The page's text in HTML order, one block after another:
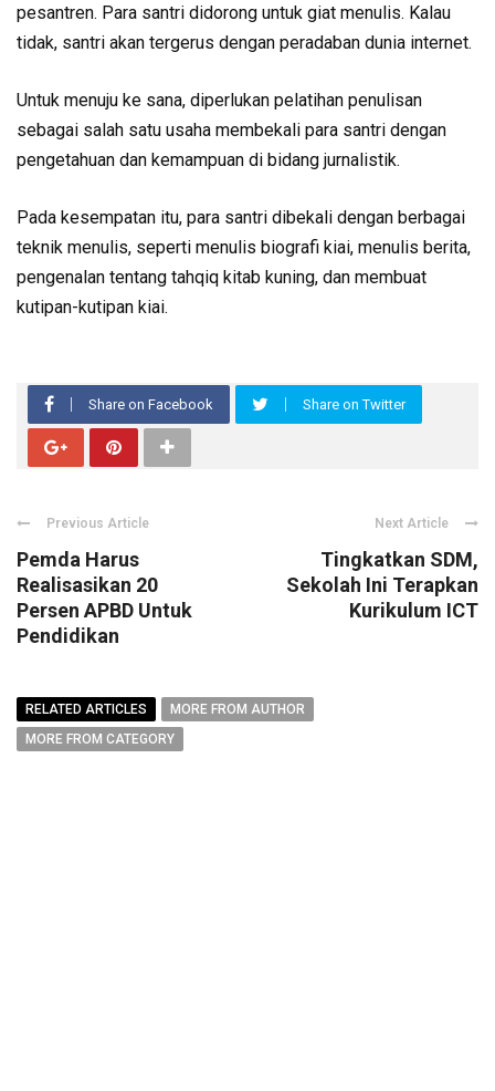
pesantren. Para santri didorong untuk giat menulis. Kalau
tidak, santri akan tergerus dengan peradaban dunia internet.
Untuk menuju ke sana, diperlukan pelatihan penulisan
sebagai salah satu usaha membekali para santri dengan
pengetahuan dan kemampuan di bidang jurnalistik.
Pada kesempatan itu, para santri dibekali dengan berbagai
teknik menulis, seperti menulis biografi kiai, menulis berita,
pengenalan tentang tahqiq kitab kuning, dan membuat
kutipan-kutipan kiai.
Share on Facebook Share on Twitter
Previous Article
Pemda Harus
Realisasikan 20
Persen APBD Untuk
Pendidikan
Next Article
Tingkatkan SDM,
Sekolah Ini Terapkan
Kurikulum ICT
RELATED ARTICLES
MORE FROM AUTHOR
MORE FROM CATEGORY